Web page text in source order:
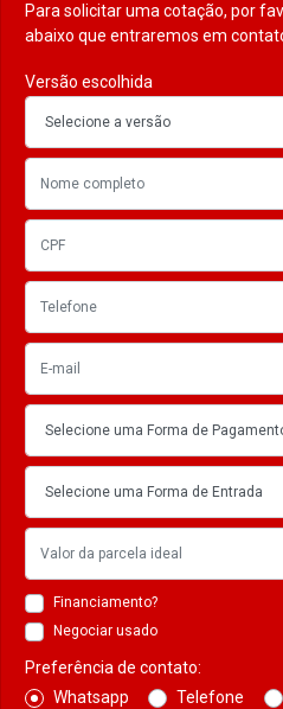
Para solicitar uma cotação, por
abaixo que entraremos em
Versão escolhida
Financiamento?
Negociar usado
Preferência de contato:
Whatsapp
Telefone